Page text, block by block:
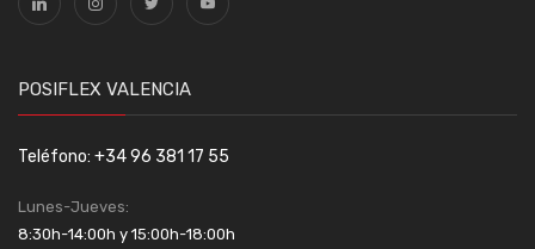
POSIFLEX VALENCIA
Teléfono: +34 96 381 17 55
Lunes-Jueves:
8:30h-14:00h y 15:00h-18:00h